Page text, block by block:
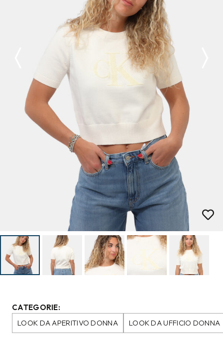
CATEGORIE:
LOOK DA APERITIVO DONNA
LOOK DA UFFICIO DONNA